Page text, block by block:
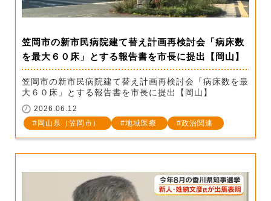
笠岡市の新市民病院建て替え計画再検討会「病床数
を最大６０床」とする報告書を市長に提出【岡山】
笠岡市の新市民病院建て替え計画再検討会「病床数を最
大６０床」とする報告書を市長に提出【岡山】
2026.06.12
岡山県（笠岡市）
地域医療 政治関連